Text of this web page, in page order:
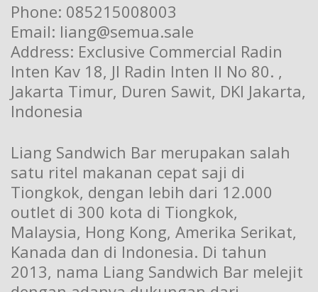
Phone: 085215008003
Email: liang@semua.sale
Address: Exclusive Commercial Radin
Inten Kav 18, Jl Radin Inten II No 80. ,
Jakarta Timur, Duren Sawit, DKI Jakarta,
Indonesia
Liang Sandwich Bar merupakan salah
satu ritel makanan cepat saji di
Tiongkok, dengan lebih dari 12.000
outlet di 300 kota di Tiongkok,
Malaysia, Hong Kong, Amerika Serikat,
Kanada dan di Indonesia. Di tahun
2013, nama Liang Sandwich Bar melejit